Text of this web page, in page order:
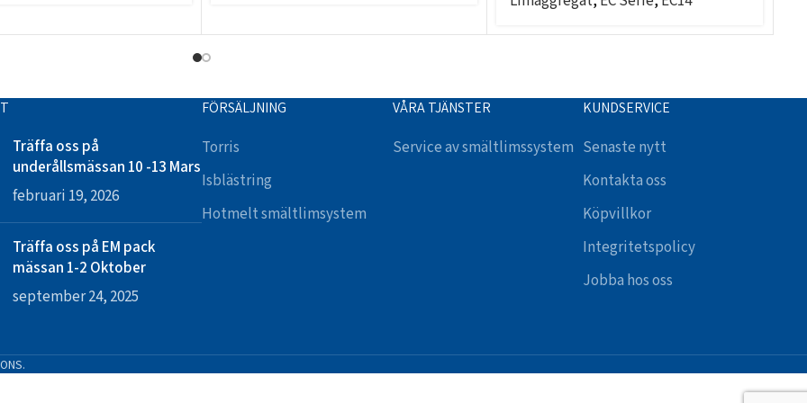
Träffa oss på
underållsmässan 10 -13 Mars
februari 19, 2026
Träffa oss på EM pack
mässan 1-2 Oktober
september 24, 2025
FÖRSÄLJNING
Torris
Isblästring
Hotmelt smältlimsystem
VÅRA TJÄNSTER
Service av smältlimssystem
KUNDSERVICE
Senaste nytt
Kontakta oss
Köpvillkor
Integritetspolicy
Jobba hos oss